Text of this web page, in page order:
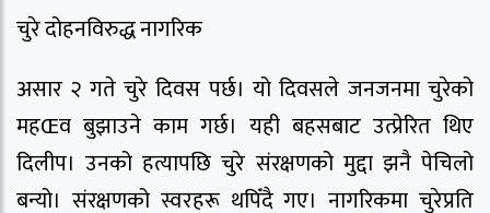
चुरे दोहनविरुद्ध नागरिक
असार २ गते चुरे दिवस पर्छ। यो दिवसले जनजनमा चुरेको
महŒव बुझाउने काम गर्छ। यही बहसबाट उत्प्रेरित थिए
दिलीप। उनको हत्यापछि चुरे संरक्षणको मुद्दा झनै पेचिलो
बन्यो। संरक्षणको स्वरहरू थपिँदै गए। नागरिकमा चुरेप्रति